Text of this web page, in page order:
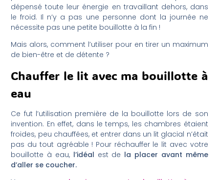
dépensé toute leur énergie en travaillant dehors, dans
le froid. Il n’y a pas une personne dont la journée ne
nécessite pas une petite bouillotte à la fin !
Mais alors, comment l’utiliser pour en tirer un maximum
de bien-être et de détente ?
Chauffer le lit avec ma bouillotte à
eau
Ce fut l’utilisation première de la bouillotte lors de son
invention. En effet, dans le temps, les chambres étaient
froides, peu chauffées, et entrer dans un lit glacial n’était
pas du tout agréable ! Pour réchauffer le lit avec votre
bouillotte à eau, l’idéal est de la placer avant même
d’aller se coucher.